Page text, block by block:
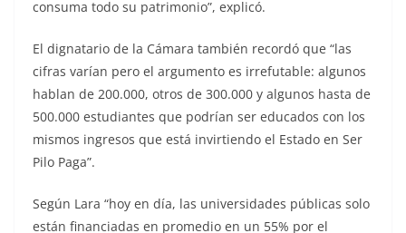
consuma todo su patrimonio”, explicó.
El dignatario de la Cámara también recordó que “las
cifras varían pero el argumento es irrefutable: algunos
hablan de 200.000, otros de 300.000 y algunos hasta de
500.000 estudiantes que podrían ser educados con los
mismos ingresos que está invirtiendo el Estado en Ser
Pilo Paga”.
Según Lara “hoy en día, las universidades públicas solo
están financiadas en promedio en un 55% por el